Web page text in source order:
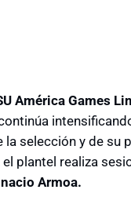
América Games
selección y de su
plantel realiza
Armoa.